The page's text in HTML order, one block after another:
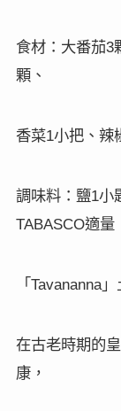
食材：大番茄3
顆、
香菜1小把、辣
調味料：鹽1小
TABASCO適量
「Tavananna」
在古老時期的
康，